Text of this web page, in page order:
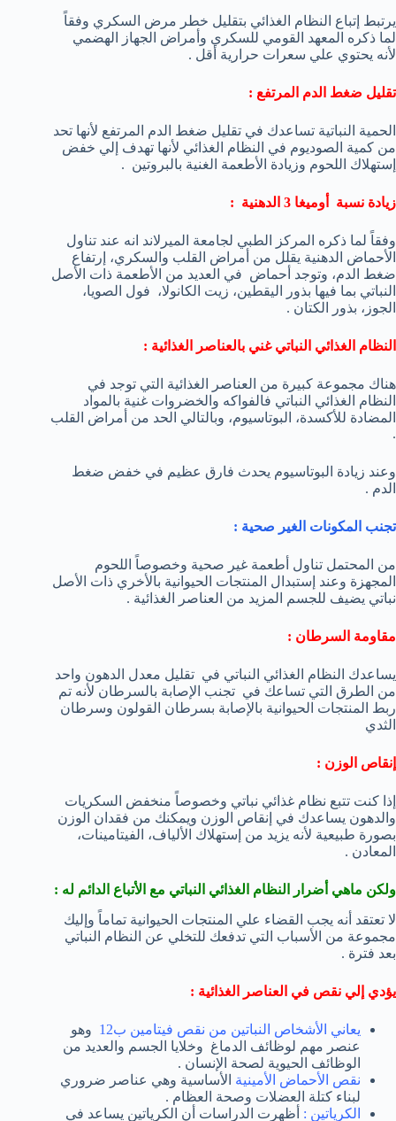
يرتبط إتباع النظام الغذائي بتقليل خطر مرض السكري وفقاً
لما ذكره المعهد القومي للسكري وأمراض الجهاز الهضمي
لأنه يحتوي علي سعرات حرارية أقل .
تقليل ضغط الدم المرتفع :
الحمية النباتية تساعدك في تقليل ضغط الدم المرتفع لأنها تحد
من كمية الصوديوم في النظام الغذائي لأنها تهدف إلي خفض
إستهلاك اللحوم وزيادة الأطعمة الغنية بالبروتين .
زيادة نسبة أوميغا 3 الدهنية :
وفقاً لما ذكره المركز الطبي لجامعة الميرلاند انه عند تناول
الأحماض الدهنية يقلل من أمراض القلب والسكري، إرتفاع
ضغط الدم، وتوجد أحماض في العديد من الأطعمة ذات الأصل
النباتي بما فيها بذور اليقطين، زيت الكانولا، فول الصويا،
الجوز، بذور الكتان .
النظام الغذائي النباتي غني بالعناصر الغذائية :
هناك مجموعة كبيرة من العناصر الغذائية التي توجد في
النظام الغذائي النباتي فالفواكه والخضروات غنية بالمواد
المضادة للأكسدة، البوتاسيوم، وبالتالي الحد من أمراض القلب
.
وعند زيادة البوتاسيوم يحدث فارق عظيم في خفض ضغط
الدم .
تجنب المكونات الغير صحية :
من المحتمل تناول أطعمة غير صحية وخصوصاً اللحوم
المجهزة وعند إستبدال المنتجات الحيوانية بالأخري ذات الأصل
نباتي يضيف للجسم المزيد من العناصر الغذائية .
مقاومة السرطان :
يساعدك النظام الغذائي النباتي في تقليل معدل الدهون واحد
من الطرق التي تساعك في تجنب الإصابة بالسرطان لأنه تم
ربط المنتجات الحيوانية بالإصابة بسرطان القولون وسرطان
الثدي
إنقاص الوزن :
إذا كنت تتبع نظام غذائي نباتي وخصوصاً منخفض السكريات
والدهون يساعدك في إنقاص الوزن ويمكنك من فقدان الوزن
بصورة طبيعية لأنه يزيد من إستهلاك الألياف، الفيتامينات،
المعادن .
ولكن ماهي أضرار النظام الغذائي النباتي مع الأتباع الدائم له :
لا تعتقد أنه يجب القضاء علي المنتجات الحيوانية تماماً وإليك
مجموعة من الأسباب التي تدفعك للتخلي عن النظام النباتي
بعد فترة .
يؤدي إلي نقص في العناصر الغذائية :
يعاني الأشخاص النباتين من نقص فيتامين ب12
وهو
عنصر مهم لوظائف الدماغ وخلايا الجسم والعديد من
الوظائف الحيوية لصحة الإنسان .
نقص الأحماض الأمينية الأساسية وهي عناصر ضروري
لبناء كتلة العضلات وصحة العظام .
الكرياتين : أظهرت الدراسات أن الكرياتين يساعد في